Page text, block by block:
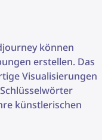
können
erstellen. Das
Visualisierungen
künstlerischen